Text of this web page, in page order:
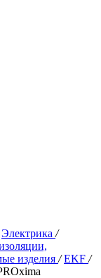
Электрика /
изделия / EKF /